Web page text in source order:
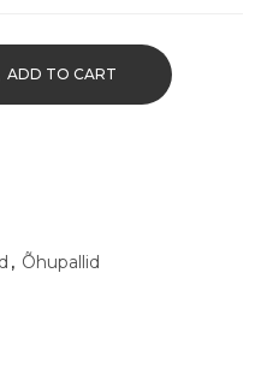
ADD TO CART
, Õhupallid